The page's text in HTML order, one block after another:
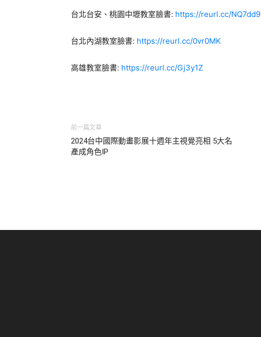
台北台安、桃園中壢教室臉書: https://reurl.cc/NQ7dd9
台北內湖教室臉書: https://reurl.cc/0vr0MK
高雄教室臉書: https://reurl.cc/Gj3y1Z
前一篇文章
2024台中國際動畫影展十週年主視覺亮相 5大名
產成角色IP